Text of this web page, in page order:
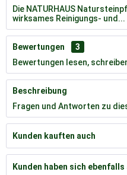
Die NATURHAUS
wirksames Reinigungs- und...
Bewertungen
3
Bewertungen lesen,
Beschreibung
Fragen und Antworten zu
Kunden kauften auch
Kunden haben sich ebenfalls